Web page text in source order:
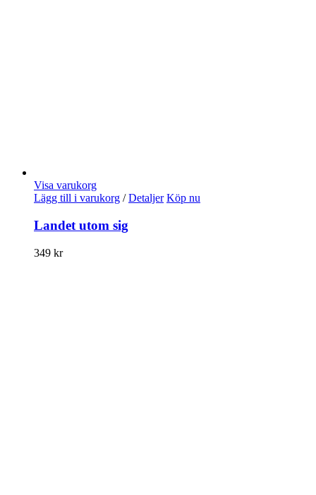
Visa varukorg
Lägg till i varukorg / Detaljer Köp nu
Landet utom sig
349 kr